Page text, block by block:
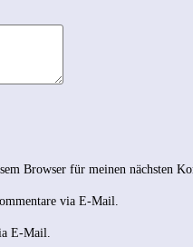
Browser für meinen nächsten
via E-Mail.
E-Mail.